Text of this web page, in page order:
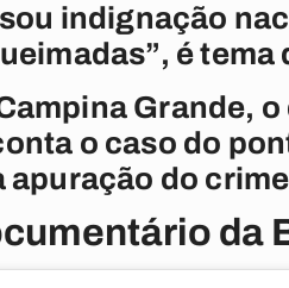
indignação
é
Grande,
o caso do
apuração do
da